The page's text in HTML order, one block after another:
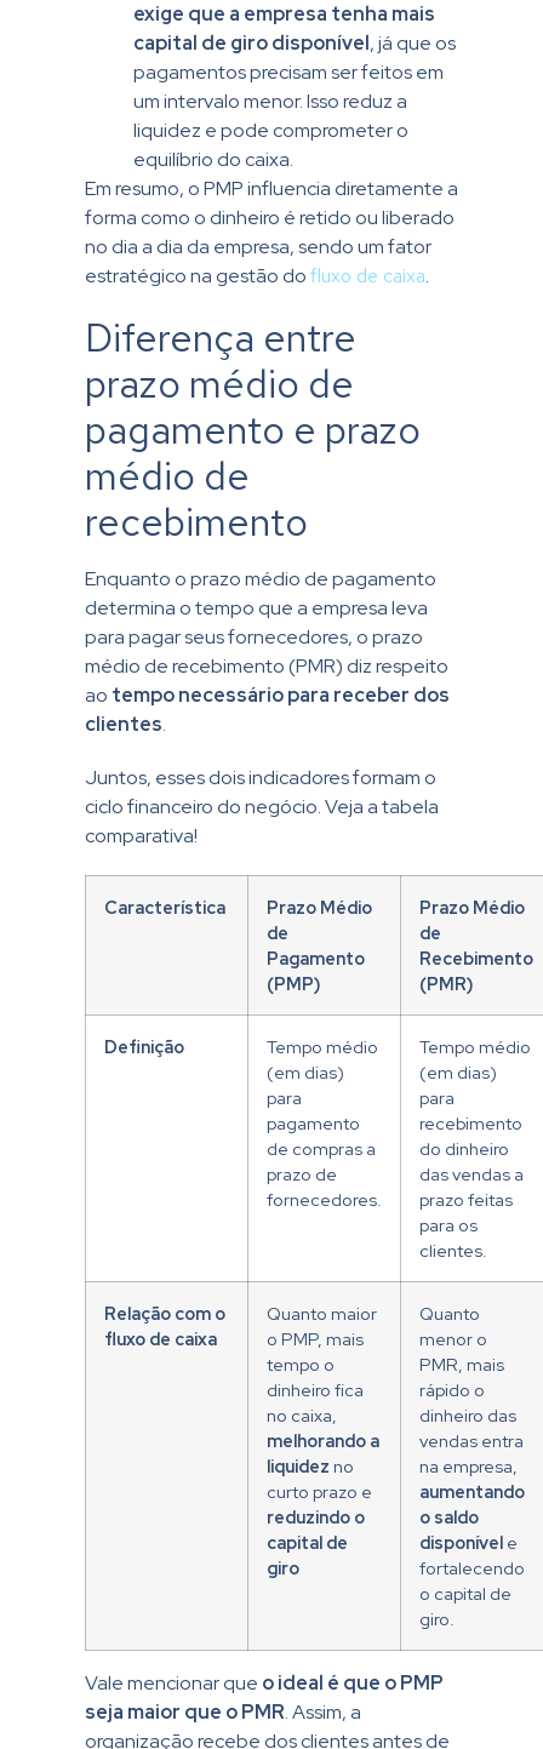
exige que a empresa tenha mais
capital de giro disponível, já que os
pagamentos precisam ser feitos em
um intervalo menor. Isso reduz a
liquidez e pode comprometer o
equilíbrio do caixa.
Em resumo, o PMP influencia diretamente a
forma como o dinheiro é retido ou liberado
no dia a dia da empresa, sendo um fator
estratégico na gestão dofluxo de caixa.
Diferença entre
prazo médio de
pagamento e prazo
médio de
recebimento
Enquanto o prazo médio de pagamento
determina o tempo que a empresa leva
para pagar seus fornecedores, o prazo
médio de recebimento (PMR) diz respeito
ao tempo necessário para receber dos
clientes.
Juntos, esses dois indicadores formam o
ciclo financeiro do negócio.Veja a tabela
comparativa!
Característica
Prazo Médio
de
Pagamento
(PMP)
Prazo Médio
de
Recebimento
(PMR)
Definição
Tempo médio
(em dias)
para
pagamento
de compras a
prazo de
fornecedores.
Tempo médio
(em dias)
para
recebimento
do dinheiro
das vendas a
prazo feitas
para os
clientes.
Relação com o
fluxo de caixa
Quanto maior
o PMP, mais
tempo o
dinheiro fica
no caixa,
melhorando a
liquidez no
curto prazo e
reduzindo o
capital de
giro
Quanto
menor o
PMR, mais
rápido o
dinheiro das
vendas entra
na empresa,
aumentando
o saldo
disponível e
fortalecendo
o capital de
giro.
Vale mencionar que o ideal é que o PMP
seja maior que o PMR. Assim, a
organização recebe dos clientes antes de